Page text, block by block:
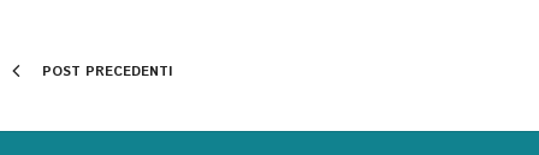
POST PRECEDENTI